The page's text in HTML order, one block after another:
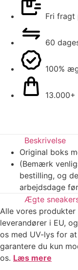
Fri fragt
60
100%
Beskrivelse
Original boks
(Bemærk
bestilling, og
arbejdsdage
Ægte
Alle vores
leverandører i EU,
os med UV-lys for
garantere du kun
os. Læs mere